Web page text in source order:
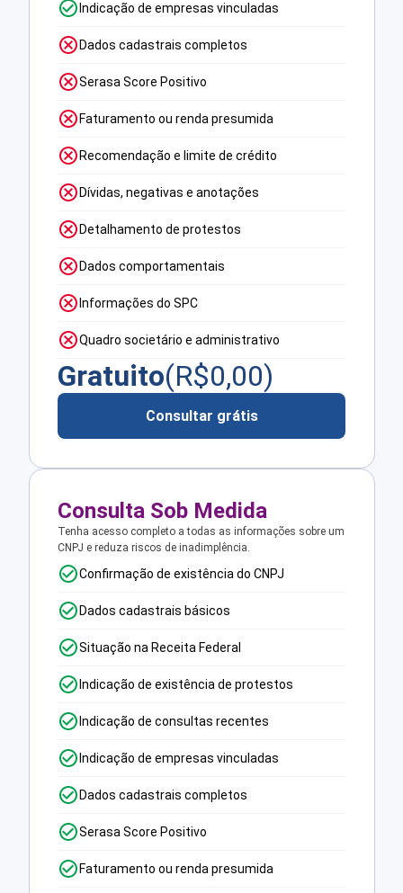
Indicação de empresas vinculadas
Dados cadastrais completos
Serasa Score Positivo
Faturamento ou renda presumida
Recomendação e limite de crédito
Dívidas, negativas e anotações
Detalhamento de protestos
Dados comportamentais
Informações do SPC
Quadro societário e administrativo
Gratuito(R$0,00)
Consultar grátis
Consulta Sob Medida
Tenha acesso completo a todas as informações sobre um
CNPJ e reduza riscos de inadimplência.
Confirmação de existência do CNPJ
Dados cadastrais básicos
Situação na Receita Federal
Indicação de existência de protestos
Indicação de consultas recentes
Indicação de empresas vinculadas
Dados cadastrais completos
Serasa Score Positivo
Faturamento ou renda presumida